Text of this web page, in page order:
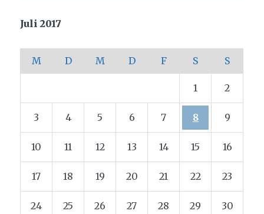
Juli 2017
M D M D F S S
1 2
3 4 5 6 7 8 9
10 11 12 13 14 15 16
17 18 19 20 21 22 23
24 25 26 27 28 29 30